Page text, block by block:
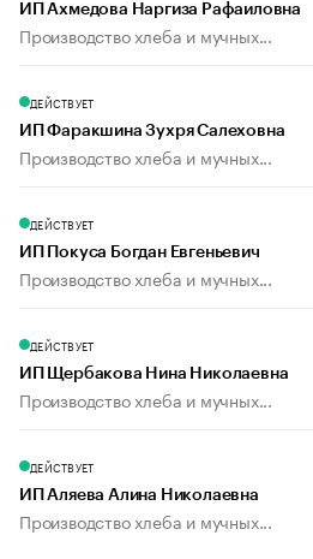
ИП Ахмедова Наргиза Рафаиловна
Производство хлеба и мучных...
ДЕЙСТВУЕТ
ИП Фаракшина Зухря Салеховна
Производство хлеба и мучных...
ДЕЙСТВУЕТ
ИП Покуса Богдан Евгеньевич
Производство хлеба и мучных...
ДЕЙСТВУЕТ
ИП Щербакова Нина Николаевна
Производство хлеба и мучных...
ДЕЙСТВУЕТ
ИП Аляева Алина Николаевна
Производство хлеба и мучных...